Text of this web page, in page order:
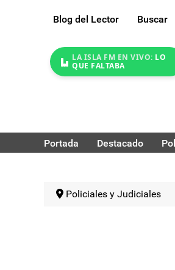
Blog del Lector Buscar
LA ISLA FM EN VIVO: LO
QUE FALTABA
Portada Destacado
Policiales y Judiciales